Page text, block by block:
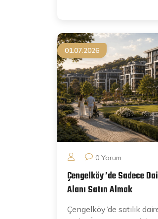
01.07.2026
0 Yorum
Çengelköy’de Sadece
Alanı Satın Almak
Çengelköy’de satılık